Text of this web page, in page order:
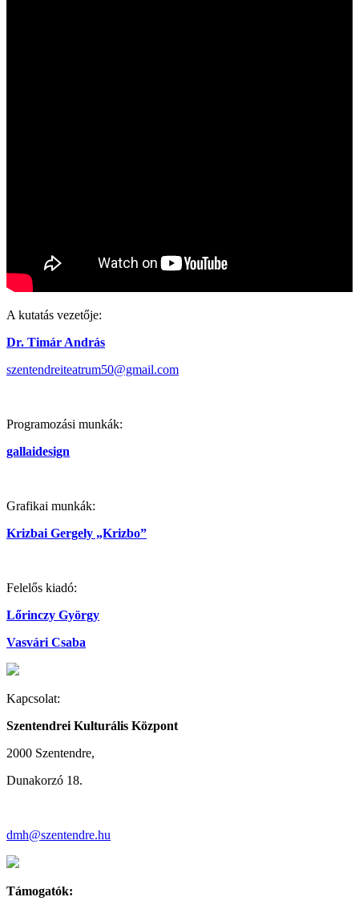
A kutatás vezetője:
Dr. Timár András
szentendreiteatrum50@gmail.com
Programozási munkák:
gallaidesign
Grafikai munkák:
Krizbai Gergely „Krizbo”
Felelős kiadó:
Lőrinczy György
Vasvári Csaba
Kapcsolat:
Szentendrei Kulturális Központ
2000 Szentendre,
Dunakorzó 18.
dmh@szentendre.hu
Támogatók: